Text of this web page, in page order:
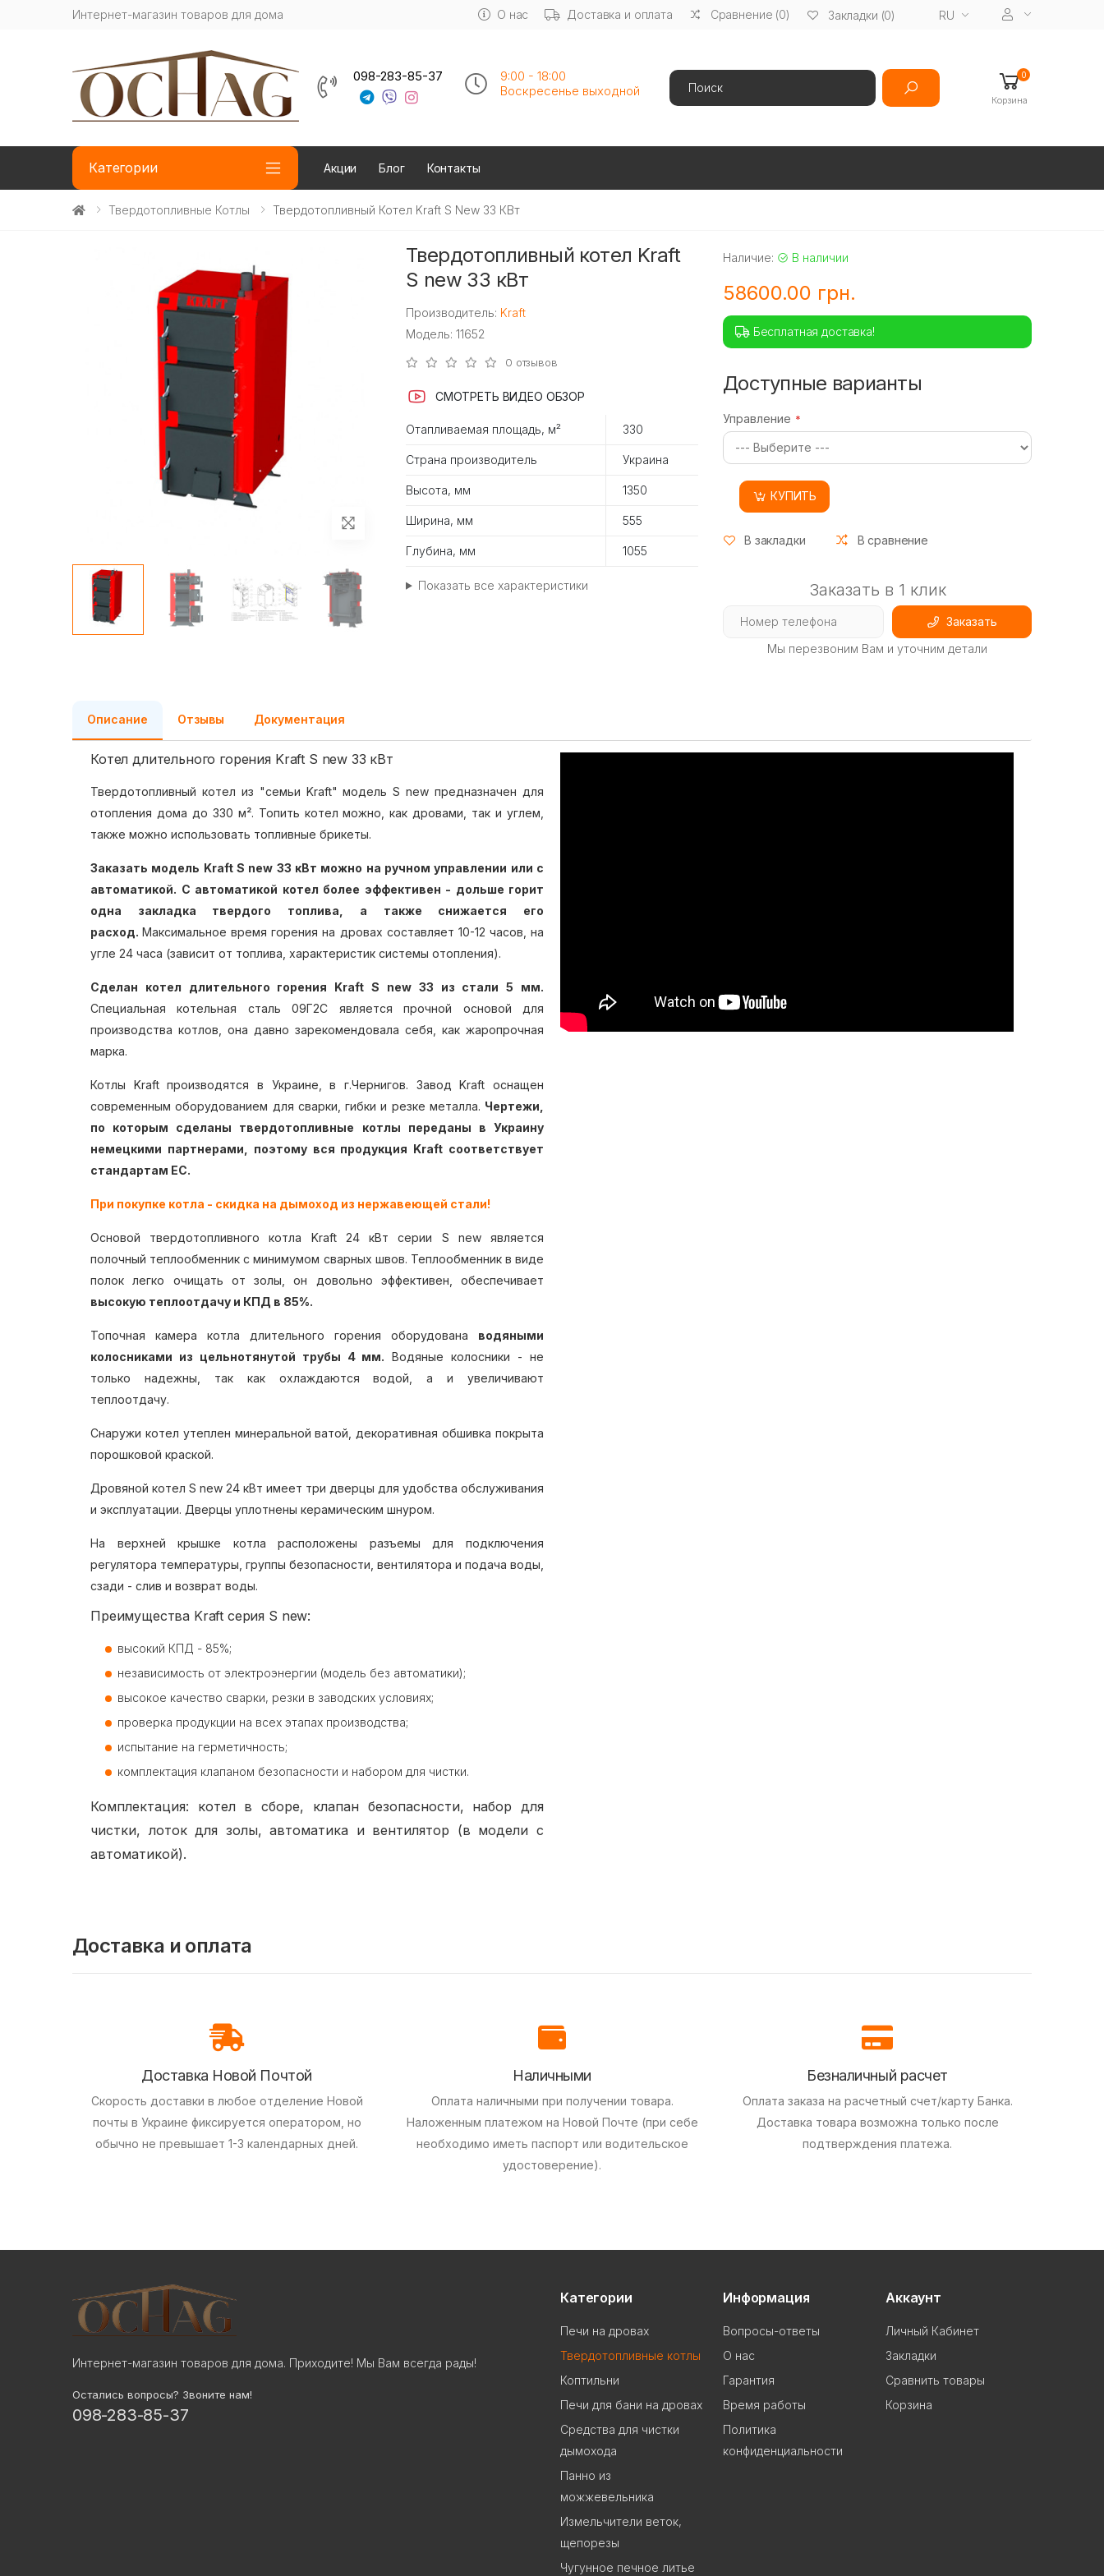
Интернет-магазин товаров для дома О нас Доставка и оплата Сравнение (0) Закладки (0) RU
098-283-85-37
9:00 - 18:00
Воскресенье выходной
Search 0
Корзина
Категории Акции Блог Контакты
Твердотопливные Котлы Твердотопливный Котел Kraft S New 33 КВт
Твердотопливный котел Kraft
S new 33 кВт
Производитель: Kraft
Модель: 11652
0 отзывов
СМОТРЕТЬ ВИДЕО ОБЗОР
Отапливаемая площадь, м² 330
Страна производитель Украина
Высота, мм 1350
Ширина, мм 555
Глубина, мм 1055
Показать все характеристики
Наличие: В наличии
58600.00 грн.
Бесплатная доставка!
Доступные варианты
Управление
КУПИТЬ
В закладки В сравнение
Заказать в 1 клик
Заказать
Мы перезвоним Вам и уточним детали
Описание Отзывы Документация
Котел длительного горения Kraft S new 33 кВт
Твердотопливный котел из "семьи Kraft" модель S new предназначен для
отопления дома до 330 м². Топить котел можно, как дровами, так и углем,
также можно использовать топливные брикеты.
Заказать модель Kraft S new 33 кВт можно на ручном управлении или с
автоматикой. С автоматикой котел более эффективен - дольше горит
одна закладка твердого топлива, а также снижается его
расход.Максимальное время горения на дровах составляет 10-12 часов, на
угле 24 часа (зависит от топлива, характеристик системы отопления).
Сделан котел длительного горения Kraft S new 33 из стали 5 мм.
Специальная котельная сталь 09Г2С является прочной основой для
производства котлов, она давно зарекомендовала себя, как жаропрочная
марка.
Котлы Kraft производятся в Украине, в г.Чернигов. Завод Kraft оснащен
современным оборудованием для сварки, гибки и резке металла. Чертежи,
по которым сделаны твердотопливные котлы переданы в Украину
немецкими партнерами, поэтому вся продукция Kraft соответствует
стандартам ЕС.
При покупке котла - скидка на дымоход из нержавеющей стали!
Основой твердотопливного котла Kraft 24 кВт серии S new является
полочный теплообменник с минимумом сварных швов. Теплообменник в виде
полок легко очищать от золы, он довольно эффективен, обеспечивает
высокую теплоотдачу и КПД в 85%.
Топочная камера котла длительного горения оборудована водяными
колосниками из цельнотянутой трубы 4 мм. Водяные колосники - не
только надежны, так как охлаждаются водой, а и увеличивают
теплоотдачу.
Снаружи котел утеплен минеральной ватой, декоративная обшивка покрыта
порошковой краской.
Дровяной котел S new 24 кВт имеет три дверцы для удобства обслуживания
и эксплуатации. Дверцы уплотнены керамическим шнуром.
На верхней крышке котла расположены разъемы для подключения
регулятора температуры, группы безопасности, вентилятора и подача воды,
сзади - слив и возврат воды.
Преимущества Kraft серия S new:
высокий КПД - 85%;
независимость от электроэнергии (модель без автоматики);
высокое качество сварки, резки в заводских условиях;
проверка продукции на всех этапах производства;
испытание на герметичность;
комплектация клапаном безопасности и набором для чистки.
Комплектация: котел в сборе, клапан безопасности, набор для
чистки, лоток для золы, автоматика и вентилятор (в модели с
автоматикой).
Доставка и оплата
Доставка Новой Почтой
Скорость доставки в любое отделение Новой
почты в Украине фиксируется оператором, но
обычно не превышает 1-3 календарных дней.
Наличными
Оплата наличными при получении товара.
Наложенным платежом на Новой Почте (при себе
необходимо иметь паспорт или водительское
удостоверение).
Безналичный расчет
Оплата заказа на расчетный счет/карту Банка.
Доставка товара возможна только после
подтверждения платежа.
Интернет-магазин товаров для дома. Приходите! Мы Вам всегда рады!
Остались вопросы? Звоните нам!
098-283-85-37
Категории
Печи на дровах
Твердотопливные котлы
Коптильни
Печи для бани на дровах
Cредства для чистки
дымохода
Панно из
можжевельника
Измельчители веток,
щепорезы
Чугунное печное литье
Информация
Вопросы-ответы
О нас
Гарантия
Время работы
Политика
конфиденциальности
Аккаунт
Личный Кабинет
Закладки
Сравнить товары
Корзина